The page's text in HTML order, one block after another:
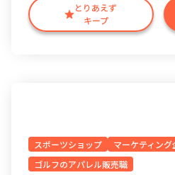
とりあえず
キープ
スポーツショップ
マーケティン
ゴルフのアパレル販売職